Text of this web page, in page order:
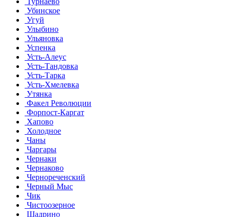
Убинское
Угуй
Улыбино
Ульяновка
Успенка
Усть-Алеус
Усть-Тандовка
Усть-Тарка
Усть-Хмелевка
Утянка
Факел Революции
Форпост-Каргат
Хапово
Холодное
Чаны
Чаргары
Чернаки
Чернаково
Чернореченский
Черный Мыс
Чик
Чистоозерное
Шадрино